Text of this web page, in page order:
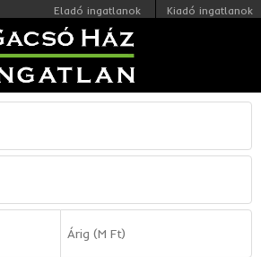
Eladó ingatlanok Kiadó ingatlanok